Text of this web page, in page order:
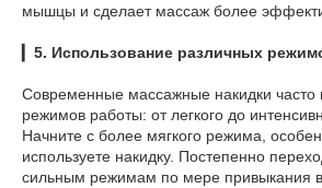
мышцы и сделает массаж более
5. Использование различных
Современные массажные накидки часто
режимов работы: от легкого до
Начните с более мягкого режима,
используете накидку. Постепенно
сильным режимам по мере привыкания